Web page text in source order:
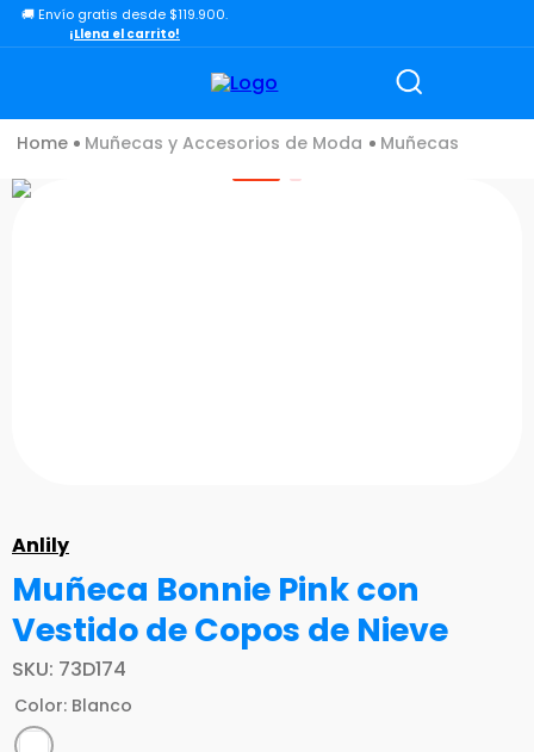
🚚 Envío gratis desde $119.900.
¡Llena el carrito!
Muñecas y Accesorios de Moda Muñecas
Anlily
Muñeca Bonnie Pink con
Vestido de Copos de Nieve
SKU: 73D174
Color: Blanco
TÉRMINOS MÁS BUSCADOS
3.
carro
4